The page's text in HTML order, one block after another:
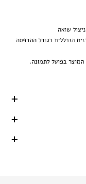
שואה
בפועל לתמונה.